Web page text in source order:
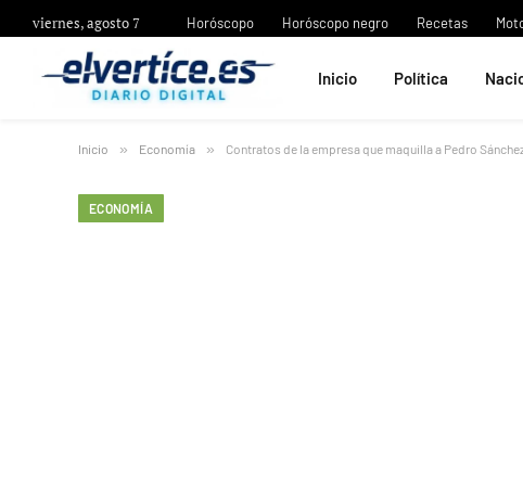
viernes, agosto 7 Horóscopo Horóscopo negro Recetas
Inicio Política
Inicio » Economía » Contratos de la empresa que maquilla a Pedro
ECONOMÍA